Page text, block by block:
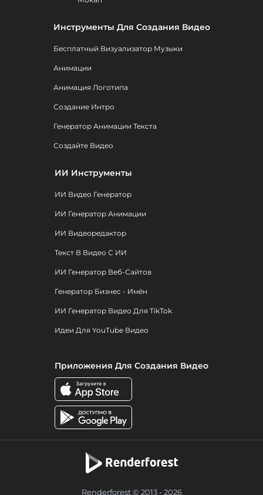
Инструменты Для Создания Видео
Бесплатный Визуализатор Музыки
Анимации
Анимация Логотипа
Создание Интро
Генератор Анимации Текста
Создайте Видео
ИИ Инструменты
ИИ Видео Генератор
ИИ Генератор Анимации
ИИ Видеоредактор
Текст В Видео С ИИ
ИИ Генератор Веб-Сайтов
Генератор Бизнес - Имён
ИИ Генератор Видео Для TikTok
Идеи Для YouTube Видео
Приложения Для Создания Видео
Renderforest © 2013 - 2026